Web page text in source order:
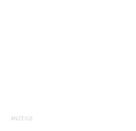
ANZEIGE